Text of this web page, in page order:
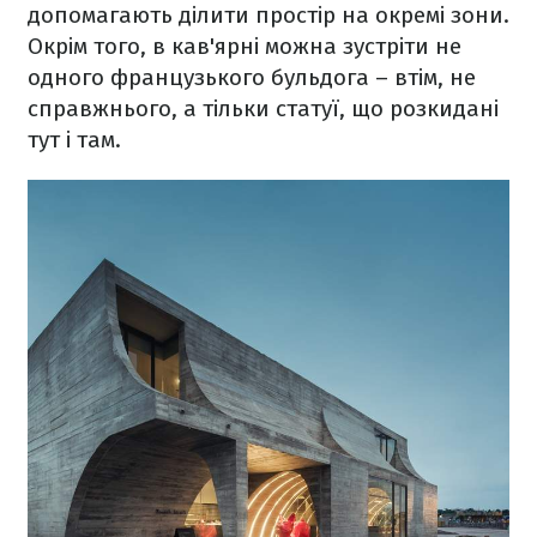
допомагають ділити простір на окремі зони.
Окрім того, в кав'ярні можна зустріти не
одного французького бульдога – втім, не
справжнього, а тільки статуї, що розкидані
тут і там.